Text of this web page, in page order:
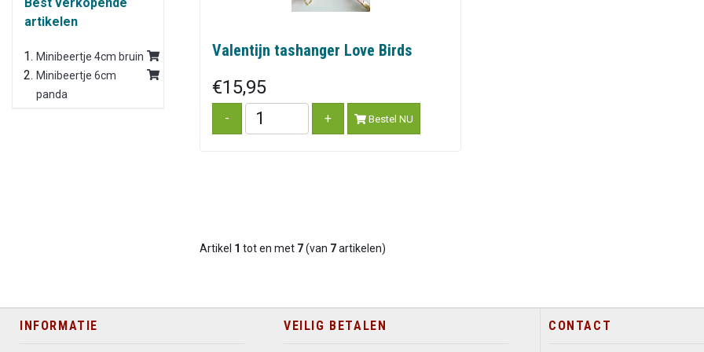
Valentijn tashanger Love Birds
€15,95
Bestel NU
Artikel 1 tot en met 7(van 7artikelen)
artikelen
Minibeertje 4cm bruin
Minibeertje 6cm
panda
INFORMATIE VEILIG BETALEN CONTACT